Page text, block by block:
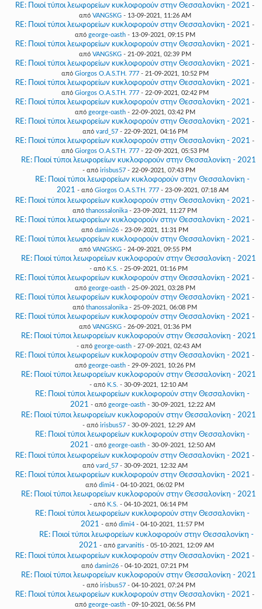
RE: Ποιοί τύποι λεωφορείων κυκλοφορούν στην Θεσσαλονίκη - 2021 -
από VANGSKG- 13-09-2021, 11:26 AM
RE: Ποιοί τύποι λεωφορείων κυκλοφορούν στην Θεσσαλονίκη - 2021 -
από george-oasth- 13-09-2021, 09:15 PM
RE: Ποιοί τύποι λεωφορείων κυκλοφορούν στην Θεσσαλονίκη - 2021 -
από VANGSKG- 21-09-2021, 02:39 PM
RE: Ποιοί τύποι λεωφορείων κυκλοφορούν στην Θεσσαλονίκη - 2021 -
από Giorgos O.A.S.TH. 777- 21-09-2021, 10:52 PM
RE: Ποιοί τύποι λεωφορείων κυκλοφορούν στην Θεσσαλονίκη - 2021 -
από Giorgos O.A.S.TH. 777- 22-09-2021, 02:42 PM
RE: Ποιοί τύποι λεωφορείων κυκλοφορούν στην Θεσσαλονίκη - 2021 -
από george-oasth- 22-09-2021, 03:42 PM
RE: Ποιοί τύποι λεωφορείων κυκλοφορούν στην Θεσσαλονίκη - 2021 -
από vard_57- 22-09-2021, 04:16 PM
RE: Ποιοί τύποι λεωφορείων κυκλοφορούν στην Θεσσαλονίκη - 2021 -
από Giorgos O.A.S.TH. 777- 22-09-2021, 05:53 PM
RE: Ποιοί τύποι λεωφορείων κυκλοφορούν στην Θεσσαλονίκη - 2021
- από irisbus57- 22-09-2021, 07:43 PM
RE: Ποιοί τύποι λεωφορείων κυκλοφορούν στην Θεσσαλονίκη -
2021 - από Giorgos O.A.S.TH. 777- 23-09-2021, 07:18 AM
RE: Ποιοί τύποι λεωφορείων κυκλοφορούν στην Θεσσαλονίκη - 2021 -
από thanossalonika - 23-09-2021, 11:27 PM
RE: Ποιοί τύποι λεωφορείων κυκλοφορούν στην Θεσσαλονίκη - 2021 -
από damin26 - 23-09-2021, 11:31 PM
RE: Ποιοί τύποι λεωφορείων κυκλοφορούν στην Θεσσαλονίκη - 2021 -
από VANGSKG- 24-09-2021, 09:55 PM
RE: Ποιοί τύποι λεωφορείων κυκλοφορούν στην Θεσσαλονίκη - 2021
- από K.S. - 25-09-2021, 01:16 PM
RE: Ποιοί τύποι λεωφορείων κυκλοφορούν στην Θεσσαλονίκη - 2021 -
από george-oasth- 25-09-2021, 03:28 PM
RE: Ποιοί τύποι λεωφορείων κυκλοφορούν στην Θεσσαλονίκη - 2021 -
από thanossalonika - 25-09-2021, 06:08 PM
RE: Ποιοί τύποι λεωφορείων κυκλοφορούν στην Θεσσαλονίκη - 2021 -
από VANGSKG- 26-09-2021, 01:36 PM
RE: Ποιοί τύποι λεωφορείων κυκλοφορούν στην Θεσσαλονίκη - 2021
- από george-oasth- 27-09-2021, 02:43 AM
RE: Ποιοί τύποι λεωφορείων κυκλοφορούν στην Θεσσαλονίκη - 2021 -
από george-oasth- 29-09-2021, 10:26 PM
RE: Ποιοί τύποι λεωφορείων κυκλοφορούν στην Θεσσαλονίκη - 2021
- από K.S. - 30-09-2021, 12:10 AM
RE: Ποιοί τύποι λεωφορείων κυκλοφορούν στην Θεσσαλονίκη -
2021 - από george-oasth- 30-09-2021, 12:22 AM
RE: Ποιοί τύποι λεωφορείων κυκλοφορούν στην Θεσσαλονίκη - 2021
- από irisbus57- 30-09-2021, 12:29 AM
RE: Ποιοί τύποι λεωφορείων κυκλοφορούν στην Θεσσαλονίκη -
2021 - από george-oasth- 30-09-2021, 12:50 AM
RE: Ποιοί τύποι λεωφορείων κυκλοφορούν στην Θεσσαλονίκη - 2021 -
από vard_57- 30-09-2021, 12:32 AM
RE: Ποιοί τύποι λεωφορείων κυκλοφορούν στην Θεσσαλονίκη - 2021 -
από dimi4 - 04-10-2021, 06:02 PM
RE: Ποιοί τύποι λεωφορείων κυκλοφορούν στην Θεσσαλονίκη - 2021
- από K.S. - 04-10-2021, 06:14 PM
RE: Ποιοί τύποι λεωφορείων κυκλοφορούν στην Θεσσαλονίκη -
2021 - από dimi4 - 04-10-2021, 11:57 PM
RE: Ποιοί τύποι λεωφορείων κυκλοφορούν στην Θεσσαλονίκη -
2021 - από garvanitis- 05-10-2021, 12:09 AM
RE: Ποιοί τύποι λεωφορείων κυκλοφορούν στην Θεσσαλονίκη - 2021 -
από damin26 - 04-10-2021, 07:21 PM
RE: Ποιοί τύποι λεωφορείων κυκλοφορούν στην Θεσσαλονίκη - 2021
- από irisbus57- 04-10-2021, 07:24 PM
RE: Ποιοί τύποι λεωφορείων κυκλοφορούν στην Θεσσαλονίκη - 2021 -
από george-oasth- 09-10-2021, 06:56 PM